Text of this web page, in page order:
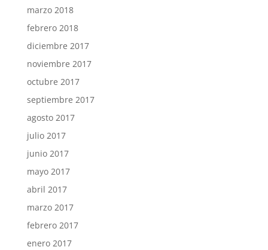
marzo 2018
febrero 2018
diciembre 2017
noviembre 2017
octubre 2017
septiembre 2017
agosto 2017
julio 2017
junio 2017
mayo 2017
abril 2017
marzo 2017
febrero 2017
enero 2017